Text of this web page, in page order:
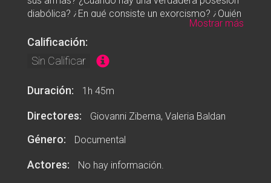
diabólica? ¿En qué consiste un exorcismo? ¿Quién
es el exorcista? Este docudrama pretende dar
respuesta a estas y otras preguntas, ahondando
en los distintos aspectos de la posesión diabólica
y del exorcismo, y mostrando tanto su desarrollo
también algunas intervenciones del padre Gabriele
Internacional de Exorcistas, y se distingue como la
única producción que cuenta con la aprobación
oficial de esta importante asociación reconocida
por el Vaticano.
Mostrar más
Calificación:
Sin Calificar
Duración: 1h 45m
Directores: Giovanni Ziberna, Valeria Baldan
Género: Documental
Actores: No hay información.